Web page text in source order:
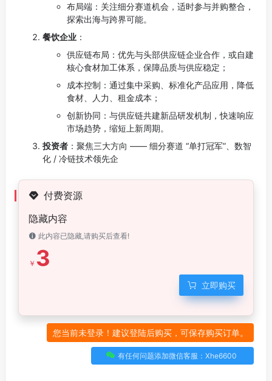
布局端：关注细分赛道机会，适时参与并购整合，
探索出海与跨界可能。
餐饮企业 ：
供应链布局：优先与头部供应链企业合作，或自建
核心食材加工体系，保障品质与供应稳定；
成本控制：通过集中采购、标准化产品应用，降低
食材、人力、租金成本；
创新协同：与供应链共建新品研发机制，快速响应
市场趋势，缩短上新周期。
投资者 ：聚焦三大方向 —— 细分赛道 “单打冠军”、数智
化 / 冷链技术领先企
付费资源
隐藏内容
此内容已隐藏,请购买后查看!
￥ 3
立即购买
您当前未登录！建议登陆后购买，可保存购买订单。
有任何问题添加微信客服：Xhe6600